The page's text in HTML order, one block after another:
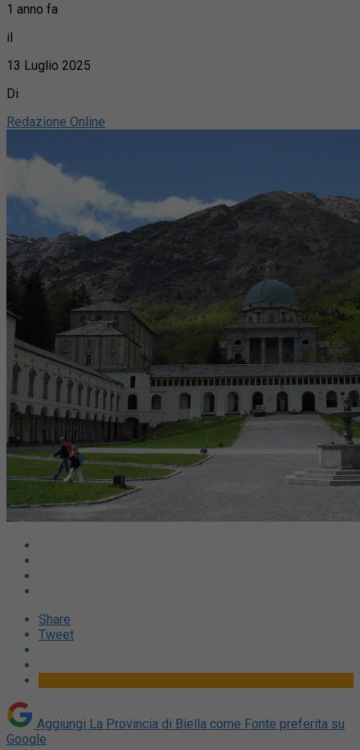
1 anno fa
il
13 Luglio 2025
Di
Redazione Online
Share
Tweet
Aggiungi La Provincia di Biella come Fonte preferita su
Google